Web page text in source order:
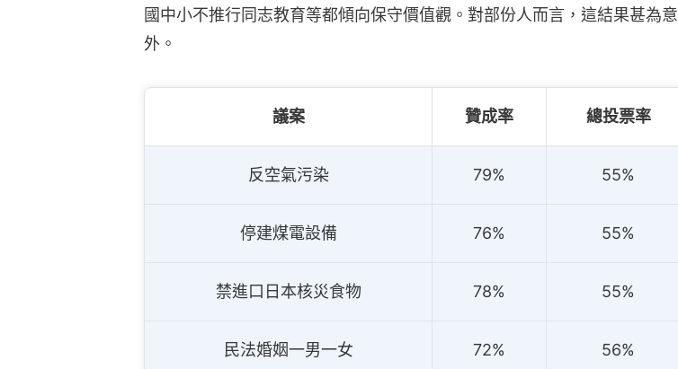
國中小不推行同志教育等都傾向保守價值觀。對部份人而言，這結果甚為意
外。
議案 贊成率 總投票率
反空氣污染 79% 55%
停建煤電設備 76% 55%
禁進口日本核災食物 78% 55%
民法婚姻一男一女 72% 56%